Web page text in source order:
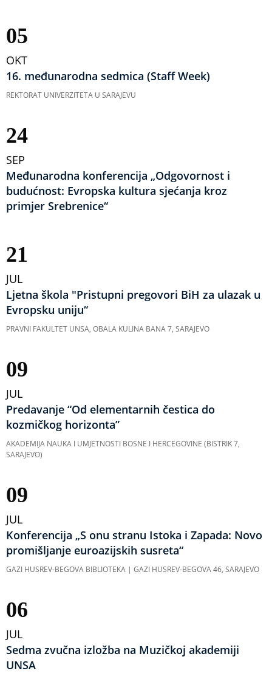
05
OKT
16. međunarodna sedmica (Staff Week)
REKTORAT UNIVERZITETA U SARAJEVU
24
SEP
Međunarodna konferencija „Odgovornost i
budućnost: Evropska kultura sjećanja kroz
primjer Srebrenice“
21
JUL
Ljetna škola "Pristupni pregovori BiH za ulazak u
Evropsku uniju“
PRAVNI FAKULTET UNSA, OBALA KULINA BANA 7, SARAJEVO
09
JUL
Predavanje “Od elementarnih čestica do
kozmičkog horizonta”
AKADEMIJA NAUKA I UMJETNOSTI BOSNE I HERCEGOVINE (BISTRIK 7,
SARAJEVO)
09
JUL
Konferencija „S onu stranu Istoka i Zapada: Novo
promišljanje euroazijskih susreta“
GAZI HUSREV-BEGOVA BIBLIOTEKA | GAZI HUSREV-BEGOVA 46, SARAJEVO
06
JUL
Sedma zvučna izložba na Muzičkoj akademiji
UNSA